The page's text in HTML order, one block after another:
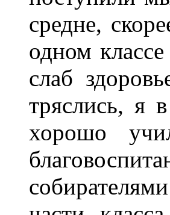
средне,
одном
слаб
тряслись, я
хорошо